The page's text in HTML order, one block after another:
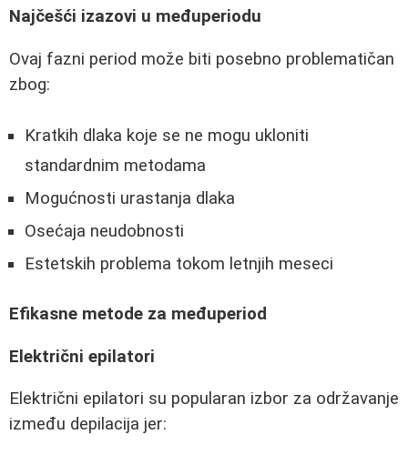
Najčešći izazovi u međuperiodu
Ovaj fazni period može biti posebno problematičan
zbog:
Kratkih dlaka koje se ne mogu ukloniti
standardnim metodama
Mogućnosti urastanja dlaka
Osećaja neudobnosti
Estetskih problema tokom letnjih meseci
Efikasne metode za međuperiod
Električni epilatori
Električni epilatori su popularan izbor za održavanje
između depilacija jer: